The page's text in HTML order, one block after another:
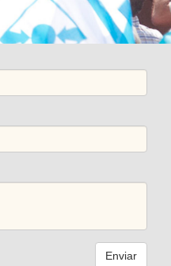
Enviar